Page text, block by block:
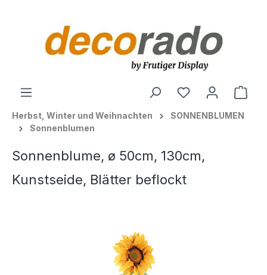
Herbst, Winter und Weihnachten
SONNENBLUMEN
Sonnenblumen
Sonnenblume, ø 50cm, 130cm,
Kunstseide, Blätter beflockt